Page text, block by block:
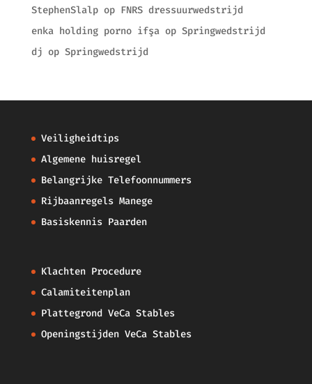
StephenSlalpop FNRS dressuurwedstrijd
enka holding porno ifşaop Springwedstrijd
dj op Springwedstrijd
Veiligheidtips
Algemene huisregel
Belangrijke Telefoonnummers
Rijbaanregels Manege
Basiskennis Paarden
Klachten Procedure
Calamiteitenplan
Plattegrond VeCa Stables
Openingstijden VeCa Stables